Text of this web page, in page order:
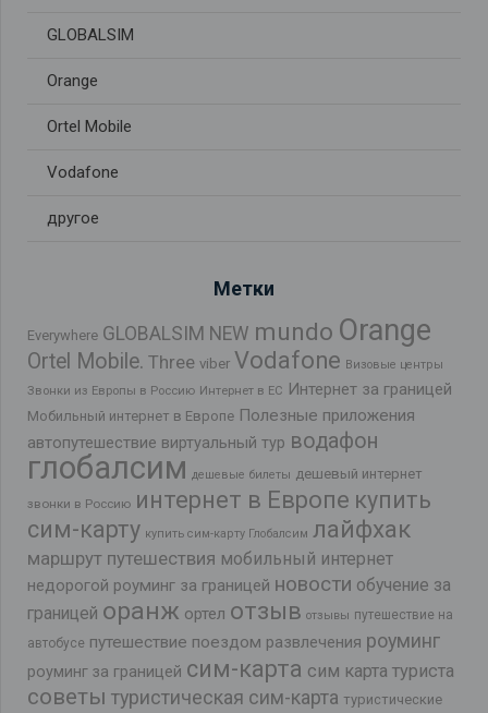
GLOBALSIM
Orange
Ortel Mobile
Vodafone
другое
Метки
Everywhere GLOBALSIM NEW mundo Orange
Ortel Mobile. Three viber Vodafone Визовые центры
Звонки из Европы в Россию Интернет в ЕС Интернет за границей
Мобильный интернет в Европе Полезные приложения
автопутешествие виртуальный тур водафон
глобалсим дешевые билеты дешевый интернет
звонки в Россию интернет в Европе купить
сим-карту купить сим-карту Глобалсим лайфхак
маршрут путешествия мобильный интернет
недорогой роуминг за границей новости обучение за
границей оранж ортел отзыв отзывы путешествие на
автобусе путешествие поездом развлечения роуминг
роуминг за границей сим-карта сим карта туриста
советы туристическая сим-карта туристические